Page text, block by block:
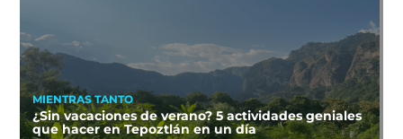
MIENTRAS TANTO
¿Sin vacaciones de verano? 5 actividades geniales
que hacer en Tepoztlán en un día